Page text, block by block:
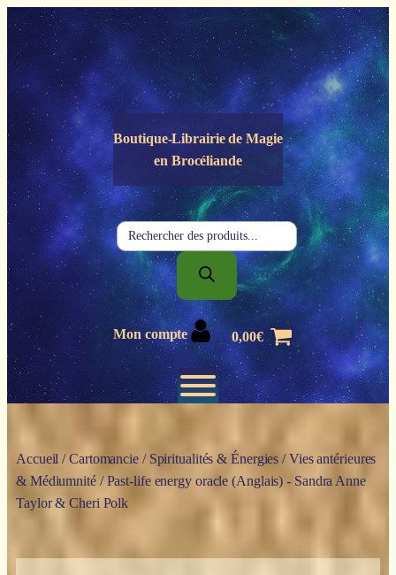
Panneau de gestion des cookies
Boutique-Librairie deMagie
en Brocéliande
Recherche
de
produits
Mon compte 0,00€
Accueil /Cartomancie/ Spiritualités & Énergies /Vies antérieures
& Médiumnité/ Past-life energy oracle (Anglais) - Sandra Anne
Taylor & Cheri Polk